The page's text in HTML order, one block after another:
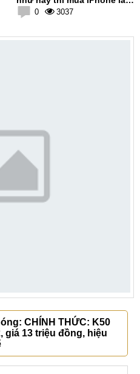
gì nữa
0 3037
CHÍNH THỨC: K50
giá 13 triệu đồng, hiệu